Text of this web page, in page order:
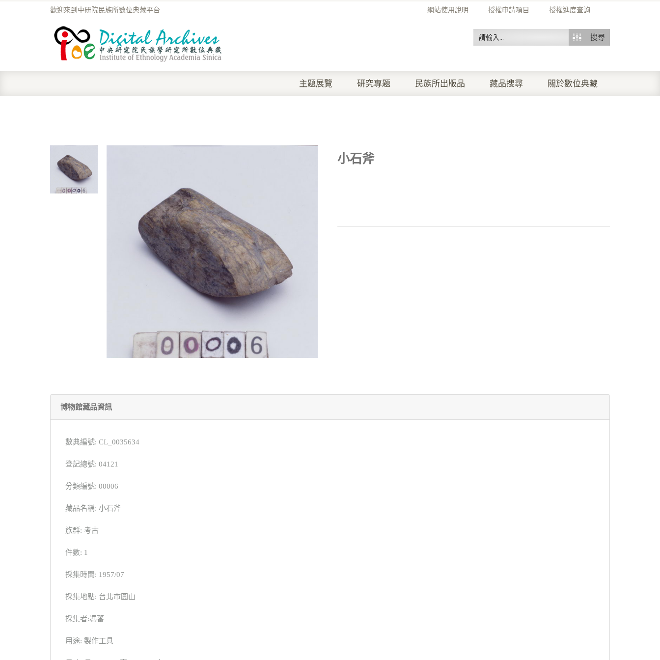
網站使用說明 授權申請項目 授權進度查詢
歡迎來到中研院民族所數位典藏平台
搜尋
主題展覽 研究專題 民族所出版品 藏品搜尋 關於數位典藏
小石斧
博物館藏品資訊
數典編號: CL_0035634
登記總號: 04121
分類編號: 00006
藏品名稱: 小石斧
族群: 考古
件數: 1
採集時間: 1957/07
採集地點: 台北市圓山
採集者:馮蕃
用途: 製作工具